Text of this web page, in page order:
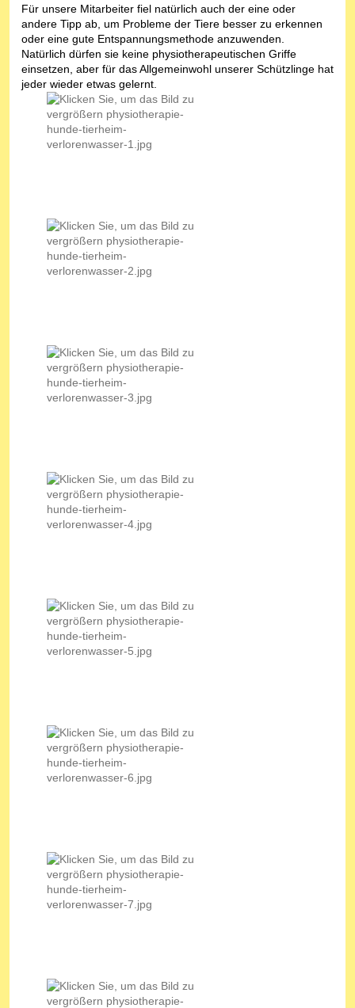
Für unsere Mitarbeiter fiel natürlich auch der eine oder
andere Tipp ab, um Probleme der Tiere besser zu erkennen
oder eine gute Entspannungsmethode anzuwenden.
Natürlich dürfen sie keine physiotherapeutischen Griffe
einsetzen, aber für das Allgemeinwohl unserer Schützlinge hat
jeder wieder etwas gelernt.